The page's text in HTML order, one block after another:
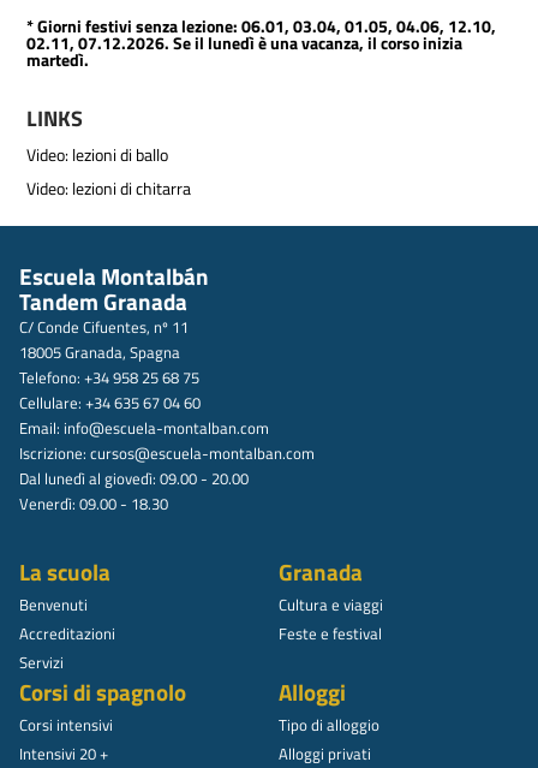
* Giorni festivi senza lezione: 06.01, 03.04, 01.05, 04.06, 12.10,
02.11, 07.12.2026. Se il lunedì è una vacanza, il corso inizia
martedì.
LINKS
Video: lezioni di ballo
Video: lezioni di chitarra
Escuela Montalbán
Tandem Granada
C/ Conde Cifuentes, nº 11
18005 Granada, Spagna
Telefono: +34 958 25 68 75
Cellulare: +34 635 67 04 60
Email: info@escuela-montalban.com
Iscrizione: cursos@escuela-montalban.com
Dal lunedì al giovedì: 09.00 - 20.00
Venerdì: 09.00 - 18.30
La scuola
Benvenuti
Accreditazioni
Servizi
Granada
Cultura e viaggi
Feste e festival
Corsi di spagnolo
Corsi intensivi
Intensivi 20 +
Alloggi
Tipo di alloggio
Alloggi privati